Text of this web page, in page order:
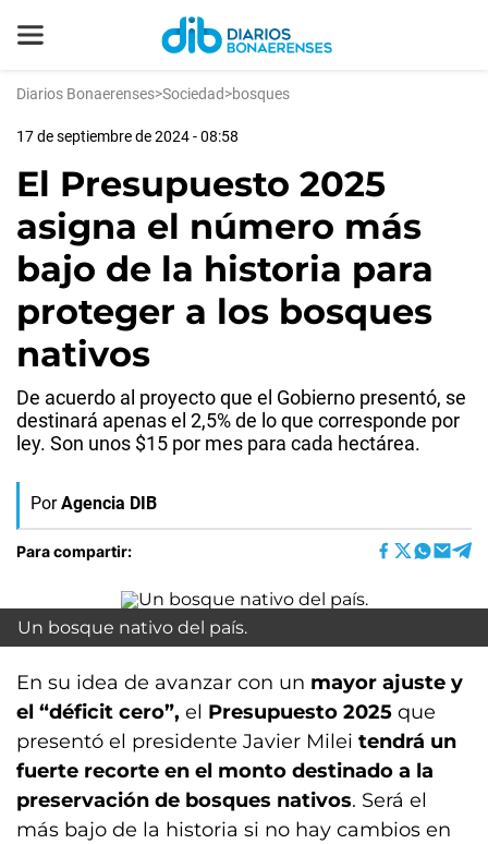
Diarios Bonaerenses>Sociedad>bosques
17 de septiembre de 2024 - 08:58
El Presupuesto 2025
asigna el número más
bajo de la historia para
proteger a los bosques
nativos
De acuerdo al proyecto que el Gobierno presentó, se
destinará apenas el 2,5% de lo que corresponde por
ley. Son unos $15 por mes para cada hectárea.
Por Agencia DIB
Para compartir:
Un bosque nativo del país.
En su idea de avanzar con un mayor ajuste y
el “déficit cero”, el Presupuesto 2025 que
presentó el presidente Javier Milei tendrá un
fuerte recorte en el monto destinado a la
preservación de bosques nativos. Será el
más bajo de la historia si no hay cambios en